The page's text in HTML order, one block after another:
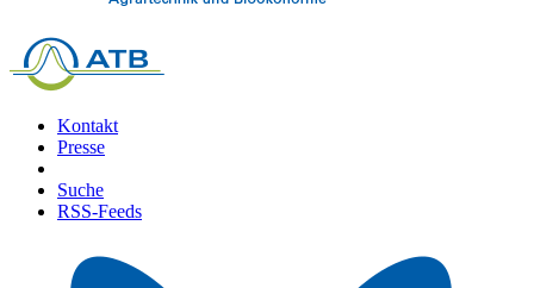
Kontakt
Presse
Suche
RSS-Feeds